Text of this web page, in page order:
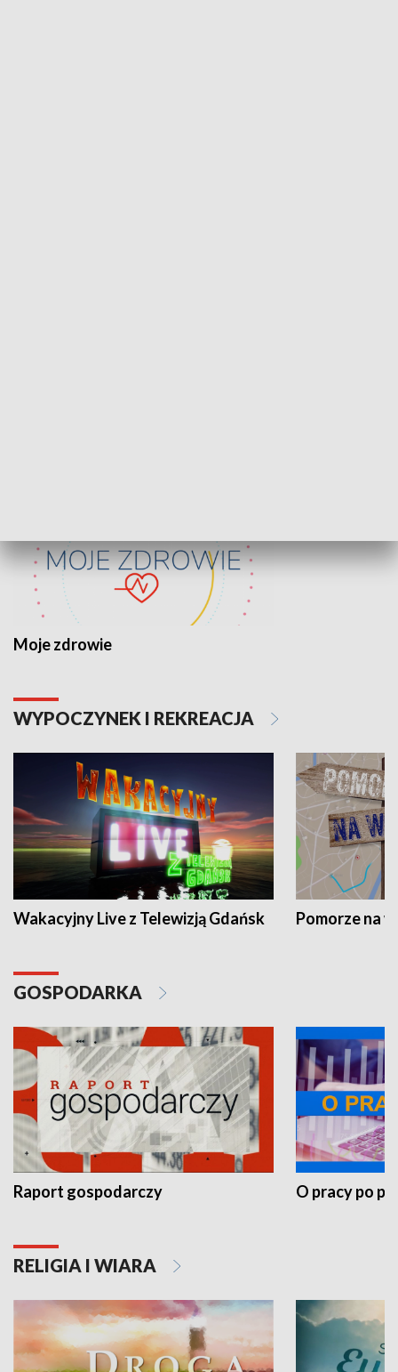
Moje zdrowie
WYPOCZYNEK I REKREACJA
Wakacyjny Live z Telewizją Gdańsk Pomorze na
GOSPODARKA
Raport gospodarczy O pracy po
RELIGIA I WIARA